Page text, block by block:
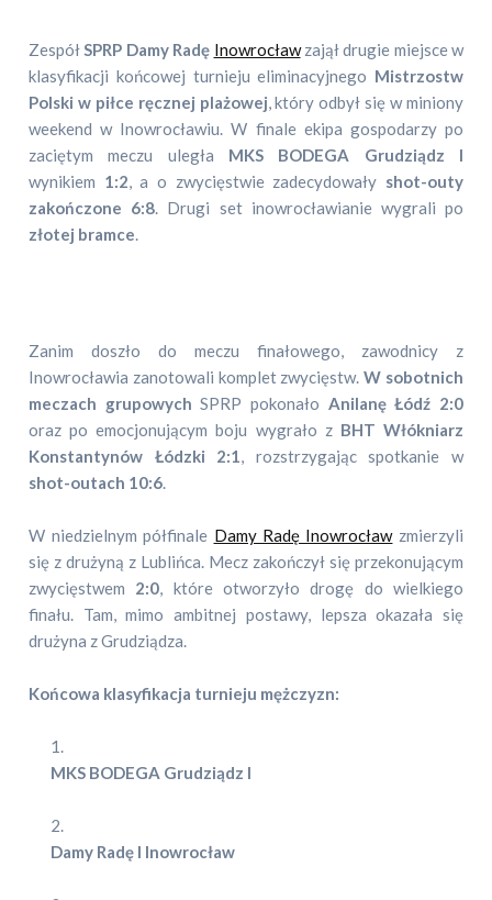
ZespółSPRP Damy Radę Inowrocławzajął drugie miejsce w
klasyfikacji końcowej turnieju eliminacyjnego Mistrzostw
Polski w piłce ręcznej plażowej, który odbył się w miniony
weekend w Inowrocławiu. W finale ekipa gospodarzy po
zaciętym meczu uległa MKS BODEGA Grudziądz I
wynikiem 1:2, a o zwycięstwie zadecydowały shot-outy
zakończone 6:8. Drugi set inowrocławianie wygrali po
złotej bramce.
Zanim doszło do meczu finałowego, zawodnicy z
Inowrocławia zanotowali komplet zwycięstw.W sobotnich
meczach grupowych SPRP pokonało Anilanę Łódź 2:0
oraz po emocjonującym boju wygrało z BHT Włókniarz
Konstantynów Łódzki 2:1, rozstrzygając spotkanie w
shot-outach 10:6.
W niedzielnym półfinale Damy Radę Inowrocławzmierzyli
się z drużyną z Lublińca. Mecz zakończył się przekonującym
zwycięstwem 2:0, które otworzyło drogę do wielkiego
finału. Tam, mimo ambitnej postawy, lepsza okazała się
drużyna z Grudziądza.
Końcowa klasyfikacja turnieju mężczyzn:
MKS BODEGA Grudziądz I
Damy Radę I Inowrocław